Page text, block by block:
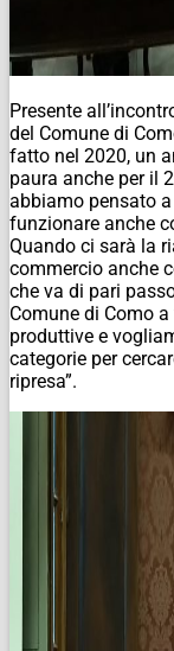
Presente
del Comune di
fatto nel 2020, un
paura anche per il
abbiamo pensato
funzionare anche
Quando ci sarà la
commercio anche
che va di pari
Comune di Como
produttive e
categorie per
ripresa”.